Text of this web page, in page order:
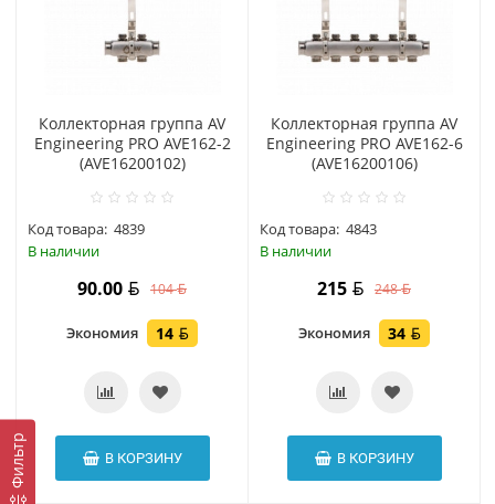
Фильтр
Коллекторная группа AV
Engineering PRO AVE162-2
(AVE16200102)
Код товара: 4839
В наличии
90.00 104
Экономия 14
В КОРЗИНУ
Коллекторная группа AV
Engineering PRO AVE162-6
(AVE16200106)
Код товара: 4843
В наличии
215 248
Экономия 34
В КОРЗИНУ